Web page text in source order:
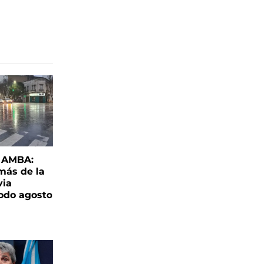
de la
agosto